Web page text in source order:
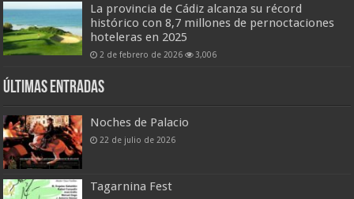
La provincia de Cádiz alcanza su récord
histórico con 8,7 millones de pernoctaciones
hoteleras en 2025
2 de febrero de 2026 3,006
Últimas entradas
Noches de Palacio
22 de julio de 2026
Tagarnina Fest